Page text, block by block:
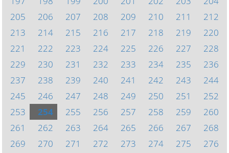
205
206 207 208 209 210 211
212
213
214 215 216 217 218 219
220
221
222 223 224 225 226 227
228
229
230 231 232 233 234 235
236
237
238 239 240 241 242 243
244
245
246 247 248 249 250 251
252
253
254 255 256 257 258 259
260
261
262 263 264 265 266 267
268
269
270 271 272 273 274 275
276